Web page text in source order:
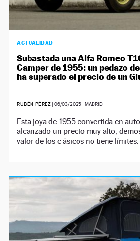
ACTUALIDAD
Subastada una Alfa Romeo
Camper de 1955: un pedazo
ha superado el precio de un
RUBÉN PÉREZ |06/03/2025 | MADRID
Esta joya de 1955 convertida en
alcanzado un precio muy alto,
valor de los clásicos no tiene límites.